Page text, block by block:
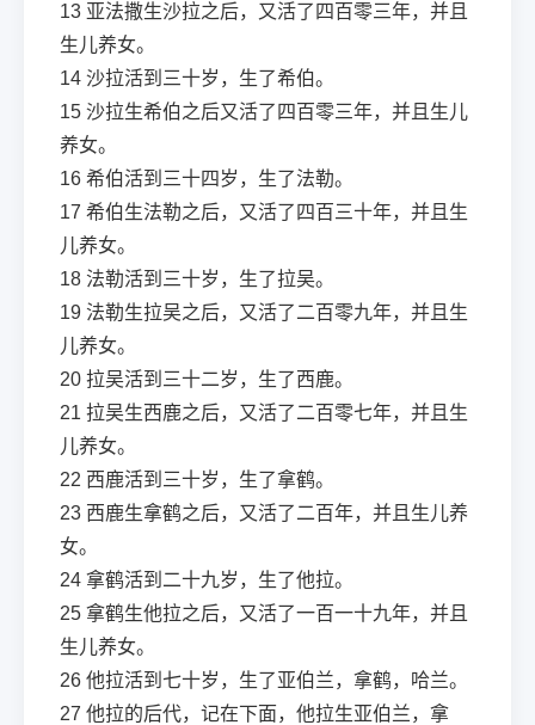
13 亚法撒生沙拉之后，又活了四百零三年，并且
生儿养女。
14 沙拉活到三十岁，生了希伯。
15 沙拉生希伯之后又活了四百零三年，并且生儿
养女。
16 希伯活到三十四岁，生了法勒。
17 希伯生法勒之后，又活了四百三十年，并且生
儿养女。
18 法勒活到三十岁，生了拉吴。
19 法勒生拉吴之后，又活了二百零九年，并且生
儿养女。
20 拉吴活到三十二岁，生了西鹿。
21 拉吴生西鹿之后，又活了二百零七年，并且生
儿养女。
22 西鹿活到三十岁，生了拿鹤。
23 西鹿生拿鹤之后，又活了二百年，并且生儿养
女。
24 拿鹤活到二十九岁，生了他拉。
25 拿鹤生他拉之后，又活了一百一十九年，并且
生儿养女。
26 他拉活到七十岁，生了亚伯兰，拿鹤，哈兰。
27 他拉的后代，记在下面，他拉生亚伯兰，拿